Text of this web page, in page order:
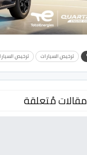
ترخيص السيارات ترخيص
مقالات مُتعلقة